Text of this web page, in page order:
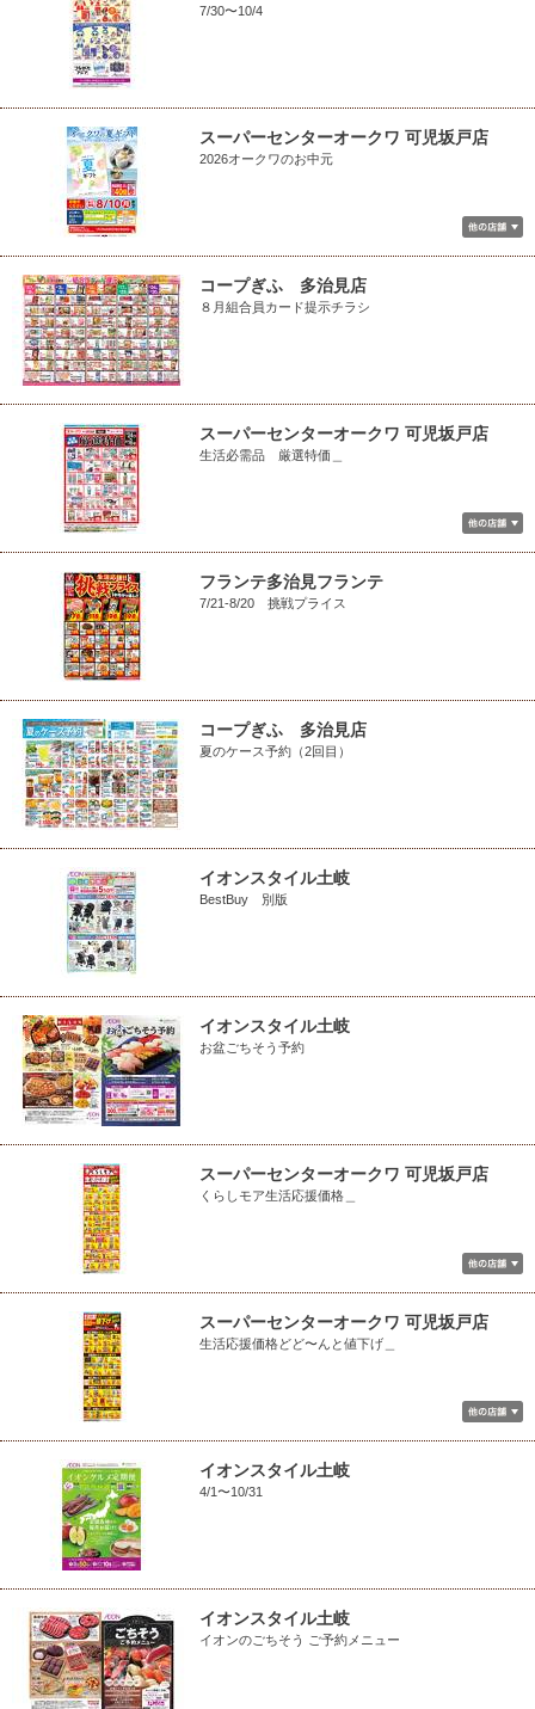
7/30〜10/4
スーパーセンターオークワ 可児坂戸店
2026オークワのお中元
コープぎふ 多治見店
８月組合員カード提示チラシ
スーパーセンターオークワ 可児坂戸店
生活必需品 厳選特価＿
フランテ多治見フランテ
7/21-8/20 挑戦プライス
コープぎふ 多治見店
夏のケース予約（2回目）
イオンスタイル土岐
BestBuy 別版
イオンスタイル土岐
お盆ごちそう予約
スーパーセンターオークワ 可児坂戸店
くらしモア生活応援価格＿
スーパーセンターオークワ 可児坂戸店
生活応援価格どど〜んと値下げ＿
イオンスタイル土岐
4/1〜10/31
イオンスタイル土岐
イオンのごちそう ご予約メニュー